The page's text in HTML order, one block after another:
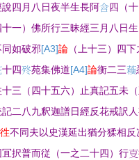
四月八日夜半生長阿𭇥四（
一）佛所行三昧經三月八日
同如破邪[A3]論 （上十三）四
十四𣧩苑集佛道[A4]論衡二三𧁨
三（四十五六）止真記五未
記二八九釈迦譜日經反花戒訳
徃不同夫以史漢延出猶分猱相反
択普而従（一之二十四）行